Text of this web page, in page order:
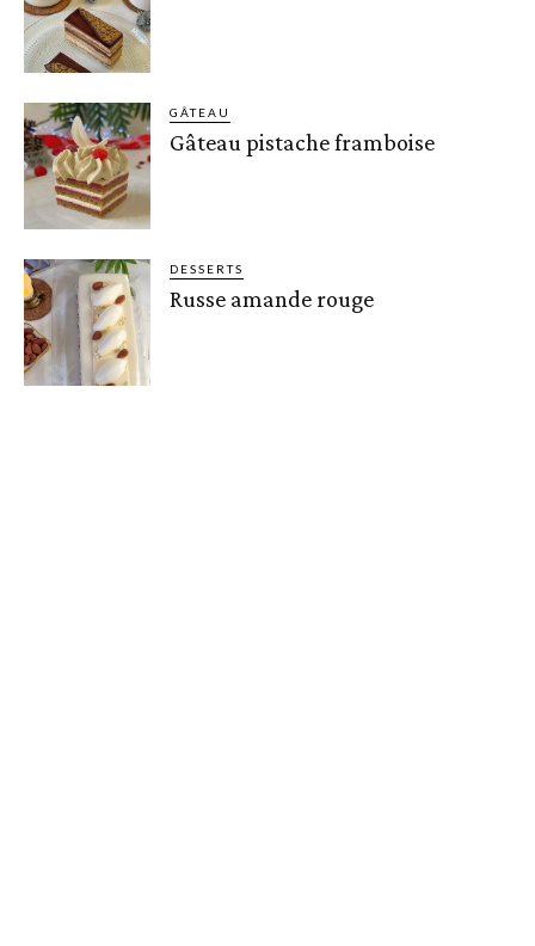
GÂTEAU
Gâteau pistache framboise
DESSERTS
Russe amande rouge